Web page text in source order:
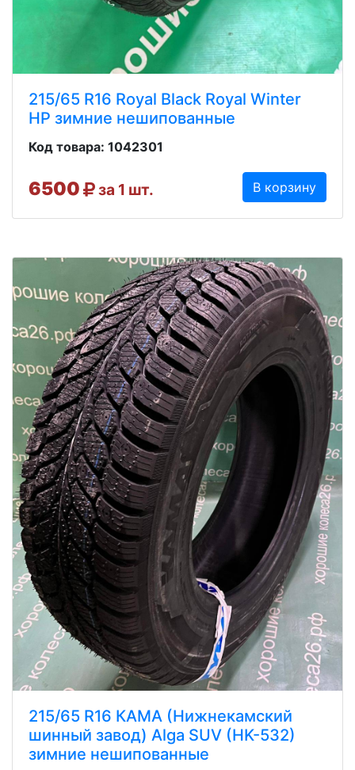
215/65 R16 Royal Black Royal Winter
HP зимние нешипованные
Код товара: 1042301
6500 за 1 шт. В корзину
215/65 R16 КАМА (Нижнекамский
шинный завод) Alga SUV (HK-532)
зимние нешипованные